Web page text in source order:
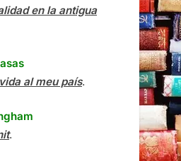
en la antigua
al meu país.
.